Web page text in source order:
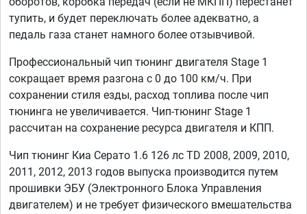
тупить, и будет переключать более адекватно, а
педаль газа станет намного более отзывчивой.
Профессиональный чип тюнинг двигателя Stage 1
сокращает время разгона с 0 до 100 км/ч. При
сохранении стиля езды, расход топлива после чип
тюнинга не увеличивается. Чип-тюнинг Stage 1
рассчитан на сохранение ресурса двигателя и КПП.
Чип тюнинг Киа Серато 1.6 126 лс TD 2008, 2009, 2010,
2011, 2012, 2013 годов выпуска производится путем
прошивки ЭБУ (Электронного Блока Управления
двигателем) и не требует физического вмешательства